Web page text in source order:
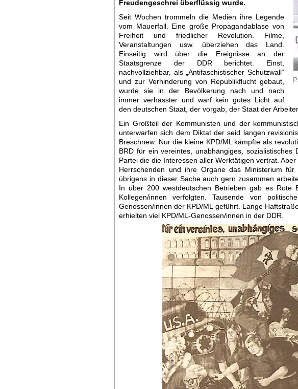
Freudengeschrei überflüssig wurde.
Seit Wochen trommeln die Medien ihre Legende
vom Mauerfall. Eine große Propagandablase von
Freiheit und friedlicher Revolution. Filme,
Veranstaltungen usw. überziehen das Land.
Einseitig wird über die Ereignisse an der
Staatsgrenze der DDR berichtet. Einst,
nachvollziehbar, als „Antifaschistischer Schutzwall“
und zur Verhinderung von Republikflucht gebaut,
wurde sie in der Bevölkerung nach und nach
immer verhasster und warf kein gutes Licht auf
den deutschen Staat, der vorgab, der Staat der
Ein Großteil der Kommunisten und der
unterwarfen sich dem Diktat der seid langen
Breschnew. Nur die kleine KPD/ML kämpfte als
BRD für ein vereintes, unabhängiges,
Partei die die Interessen aller Werktätigen vertrat.
Herrschenden und ihre Organe das Ministerium
übrigens in dieser Sache auch gern zusammen
In über 200 westdeutschen Betrieben gab es Rote
Kollegen/innen verfolgten. Tausende von
Genossen/innen der KPD/ML geführt. Lange
erhielten viel KPD/ML-Genossen/innen in der DDR.